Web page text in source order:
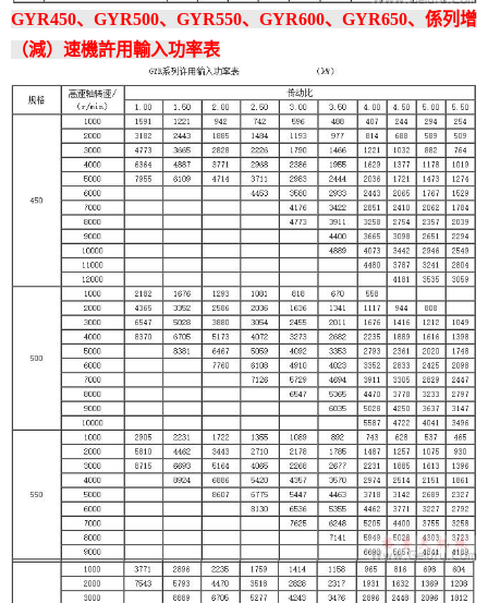
GYR450、GYR500、GYR550、GYR600、GYR650、係列增
（減）速機許用輸入功率表